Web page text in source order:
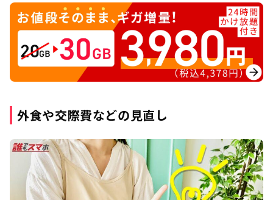
外食や交際費などの見直し